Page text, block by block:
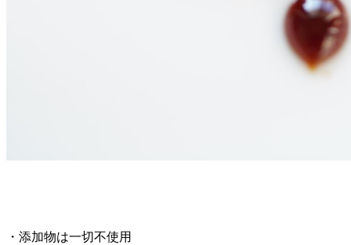
・添加物は一切不使用